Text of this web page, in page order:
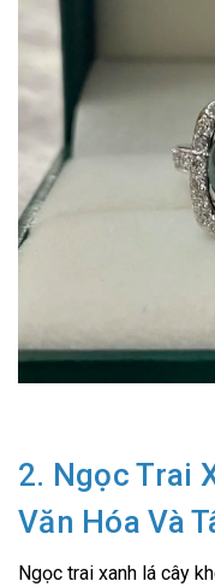
2. Ngọc Trai
Văn Hóa Và
Ngọc trai xanh lá cây